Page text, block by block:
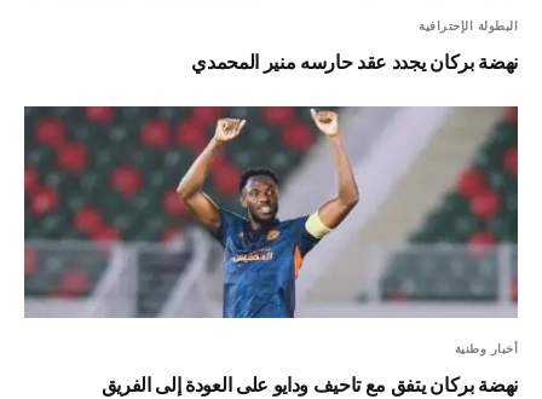
البطولة الإحترافية
نهضة بركان يجدد عقد حارسه منير المحمدي
أخبار وطنية
نهضة بركان يتفق مع تاحيف ودايو على العودة إلى الفريق